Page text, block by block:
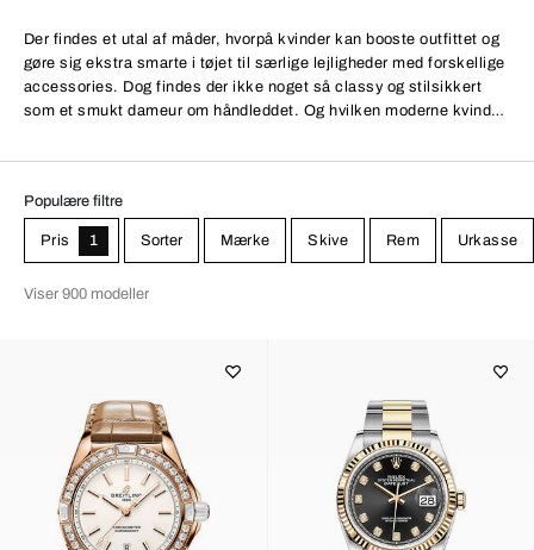
Der findes et utal af måder, hvorpå kvinder kan booste outfittet og
gøre sig ekstra smarte i tøjet til særlige lejligheder med forskellige
accessories. Dog findes der ikke noget så classy og stilsikkert
som et smukt dameur om håndleddet. Og hvilken moderne kvinde
væld af afskygninger! Vi tilbyder modeller i alverdens stilarter og
dameur her på siden.
Populære filtre
Sorter Mærke Skive Rem Urkasse
Pris 1
Viser 900 modeller